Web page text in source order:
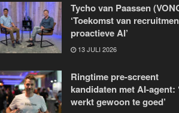
Tycho van Paassen
‘Toekomst van
proactieve AI’
13 JULI 2026
Ringtime pre-screent
kandidaten met AI-agent:
werkt gewoon te goed’